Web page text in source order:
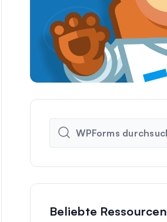
Beliebte Ressourcen